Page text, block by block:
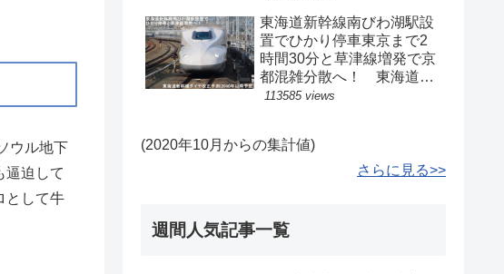
ウル地下
逼迫して
として牛
東海道新幹線南びわ湖駅設
置でひかり停車東京まで2
時間30分と草津線増発で京
都混雑分散へ！ 東海道新
幹線ダイヤ改正予測(2040
113585 views
(2020年10月からの集計値)
さらに見る>>
週間人気記事一覧